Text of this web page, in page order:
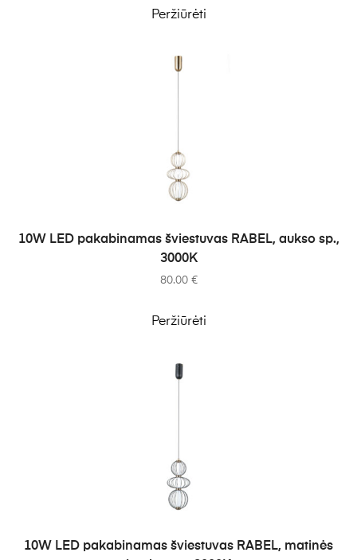
Peržiūrėti
Į KREPŠELĮ
10W LED pakabinamas šviestuvas RABEL, aukso sp.,
3000K
80.00 €
Peržiūrėti
Į KREPŠELĮ
10W LED pakabinamas šviestuvas RABEL, matinės